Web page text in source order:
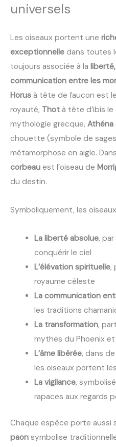
universels
Les oiseaux portent une
exceptionnelle dans toutes
toujours associée à la
communication entre les
Horus à tête de faucon est
royauté, Thot à tête d’ibis le
mythologie grecque, Athéna
chouette (symbole de
métamorphose en aigle.
corbeau est l’oiseau de
du destin.
Symboliquement, les
La liberté absolue,
conquérir le ciel
L’élévation spirituelle,
royaume céleste
La communication
les traditions
La transformation,
mythes du Phoenix
L’âme libérée, dans
les oiseaux portent
La vigilance,
rapaces aux regards
Chaque espèce porte aussi
paon symbolise